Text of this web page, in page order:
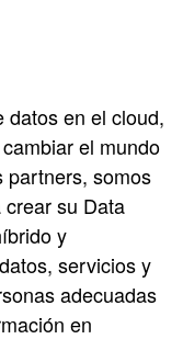
datos en el cloud,
el mundo
partners, somos
su Data
y
servicios y
adecuadas
en